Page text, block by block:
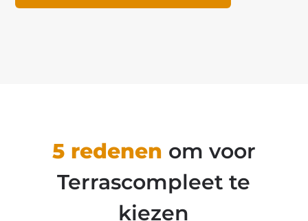
5 redenen om voor
Terrascompleet te
kiezen